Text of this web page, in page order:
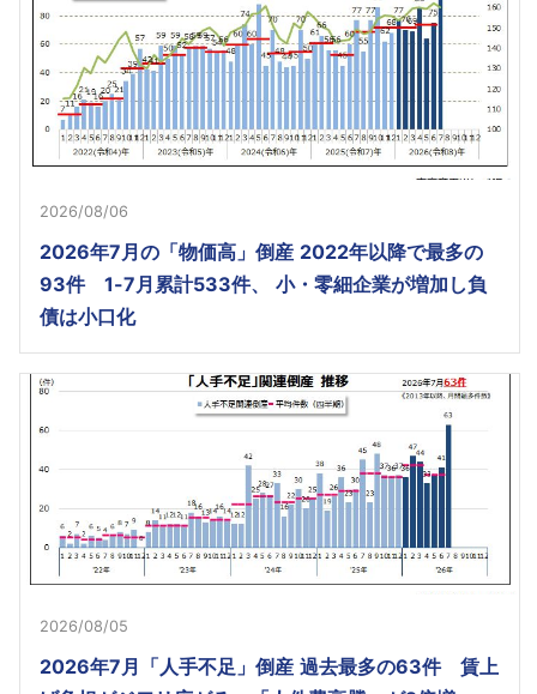
2026/08/06
2026年7月の「物価高」倒産 2022年以降で最多の
93件 1-7月累計533件、 小・零細企業が増加し負
債は小口化
2026/08/05
2026年7月「人手不足」倒産 過去最多の63件 賃上